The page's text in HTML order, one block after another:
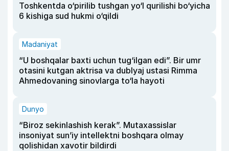
Toshkentda o‘pirilib tushgan yo‘l qurilishi bo‘yicha
6 kishiga sud hukmi o‘qildi
Madaniyat
“U boshqalar baxti uchun tug‘ilgan edi”. Bir umr
otasini kutgan aktrisa va dublyaj ustasi Rimma
Ahmedovaning sinovlarga to‘la hayoti
Dunyo
“Biroz sekinlashish kerak”. Mutaxassislar
insoniyat sun’iy intellektni boshqara olmay
qolishidan xavotir bildirdi